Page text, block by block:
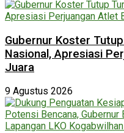
Gubernur Koster
Nasional, Apresiasi
Juara
9 Agustus 2026